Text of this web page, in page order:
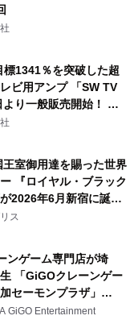
1341％を突破した超
ビ用アンプ 「SW TV
り一般販売開始！ ケ
ぐだけ、テレビの音が
室御用達を賜った世界
『ロイヤル・ブラック
2026年6月新宿に誕
ジャパンと連携した
Arca」
ス
ンゲーム専門店が埼
「GiGOクレーンゲー
セーモンプラザ」
金)10時グランドオープ
GiGO Entertainment